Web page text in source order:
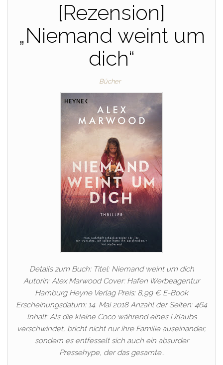
[Rezension]
„Niemand weint um
dich“
Bücher
Details zum Buch: Titel: Niemand weint um dich
Autorin: Alex Marwood Cover: Hafen Werbeagentur
Hamburg Heyne Verlag Preis: 8,99 € E-Book
Erscheinungsdatum: 14. Mai 2018 Anzahl der Seiten: 464
Inhalt: Als die kleine Coco während eines Urlaubs
verschwindet, bricht nicht nur ihre Familie auseinander,
sondern es entfesselt sich auch ein absurder
Pressehype, der das gesamte…